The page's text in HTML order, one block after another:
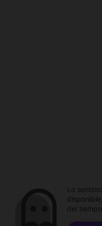
Lo
del